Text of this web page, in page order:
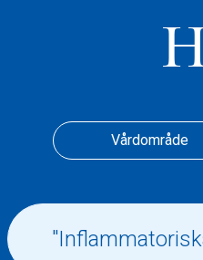
Vårdområde